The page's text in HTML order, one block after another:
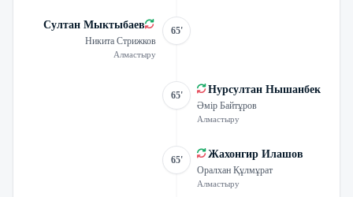
Султан Мыктыбаев
Никита Стрижков
Алмастыру
65'
65' Нурсултан Нышанбек
Әмір Байтұров
Алмастыру
65' Жахонгир Илашов
Оралхан Құлмұрат
Алмастыру